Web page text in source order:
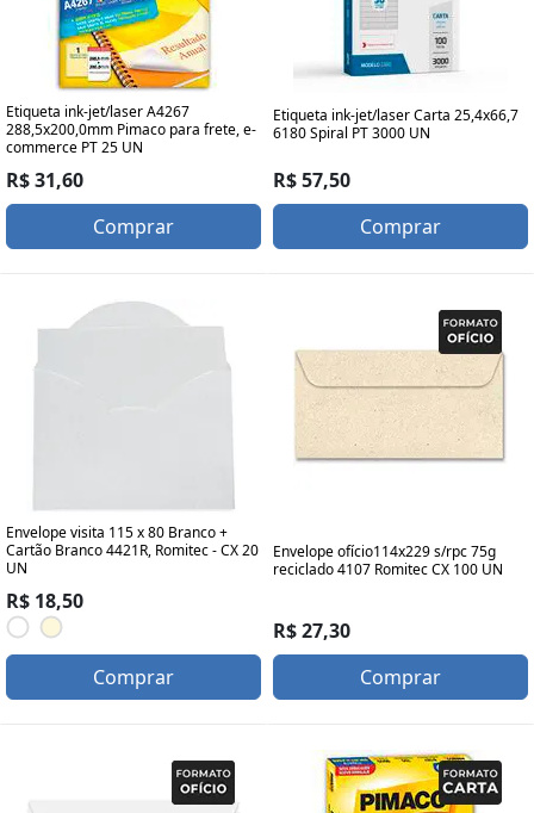
Etiqueta ink-jet/laser A4267
288,5x200,0mm Pimaco para frete, e-
commerce PT 25 UN
R$ 31,60
Comprar
Etiqueta ink-jet/laser Carta 25,4x66,7
6180 Spiral PT 3000 UN
R$ 57,50
Comprar
Envelope visita 115 x 80 Branco +
Cartão Branco 4421R, Romitec - CX 20
UN
R$ 18,50
Comprar
Envelope ofício114x229 s/rpc 75g
reciclado 4107 Romitec CX 100 UN
R$ 27,30
Comprar